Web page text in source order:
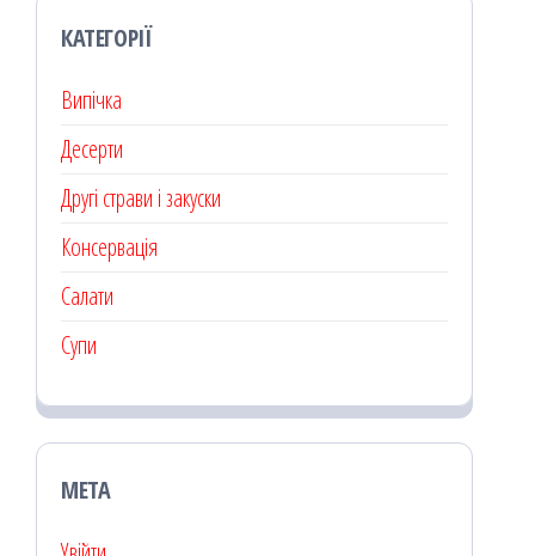
КАТЕГОРІЇ
Випічка
Десерти
Другі страви і закуски
Консервація
Салати
Супи
МЕТА